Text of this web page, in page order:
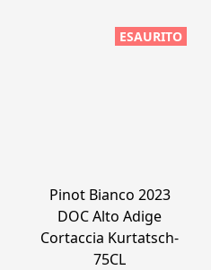
ESAURITO
Pinot Bianco 2023
DOC Alto Adige
Cortaccia Kurtatsch-
75CL